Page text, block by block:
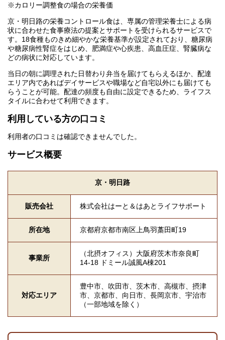
※カロリー調整食の場合の栄養価
京・明日路の栄養コントロール食は、専属の管理栄養士による病
状に合わせた食事療法の提案とサポートを受けられるサービスで
す。18食種ものきめ細やかな栄養基準が設定されており、糖尿病
や糖尿病性腎症をはじめ、肥満症や心疾患、高血圧症、腎臓病な
どの病状に対応しています。
当日の朝に調理された日替わり弁当を届けてもらえるほか、配達
エリア内であればデイサービスや職場など自宅以外にも届けても
らうことが可能。配達の頻度も自由に設定できるため、ライフス
タイルに合わせて利用できます。
利用している方の口コミ
利用者の口コミは確認できませんでした。
サービス概要
京・明日路
販売会社 株式会社はーと＆はあとライフサポート
所在地 京都府京都市南区上鳥羽藁田町19
事業所
（北摂オフィス）大阪府茨木市奈良町
14-18 ドミール誠風A棟201
対応エリア
豊中市、吹田市、茨木市、高槻市、摂津
市、京都市、向日市、長岡京市、宇治市
（一部地域を除く）